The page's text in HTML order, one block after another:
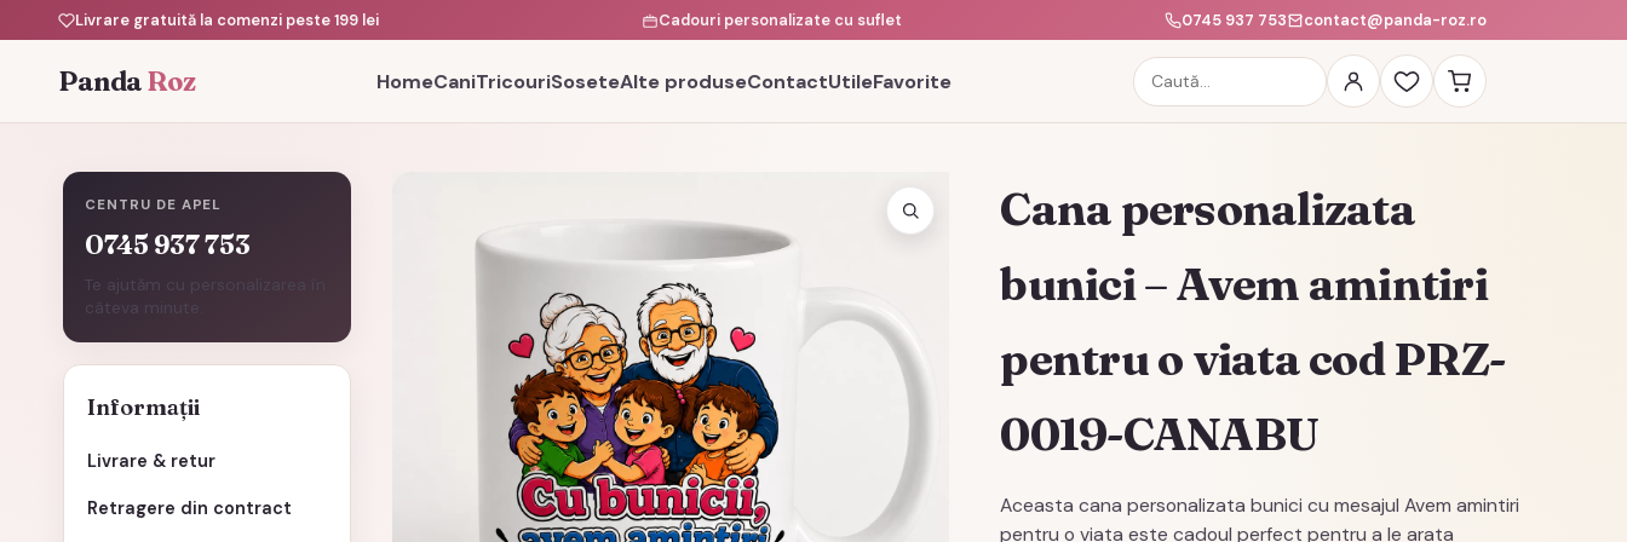
Livrare gratuită la comenzi peste 199 lei Cadouri personalizate cu suflet 0745 937 753 contact@panda-roz.ro
PandaRoz HomeCaniTricouriSoseteAlte produseContactUtileFavorite
Caută
produse
CENTRU DE APEL
0745 937 753
Te ajutăm cu personalizarea în
câteva minute.
Informații
Livrare & retur
Retragere din contract
Cana personalizata
bunici – Avem amintiri
pentru o viata cod PRZ-
0019-CANABU
Aceasta cana personalizata bunici cu mesajul Avem amintiri
pentru o viata este cadoul perfect pentru a le arata